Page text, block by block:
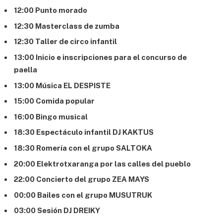
12:00 Punto morado
12:30 Masterclass de zumba
12:30 Taller de circo infantil
13:00 Inicio e inscripciones para el concurso de
paella
13:00 Música EL DESPISTE
15:00 Comida popular
16:00 Bingo musical
18:30 Espectáculo infantil DJ KAKTUS
18:30 Romería con el grupo SALTOKA
20:00 Elektrotxaranga por las calles del pueblo
22:00 Concierto del grupo ZEA MAYS
00:00 Bailes con el grupo MUSUTRUK
03:00 Sesión DJ DREIKY